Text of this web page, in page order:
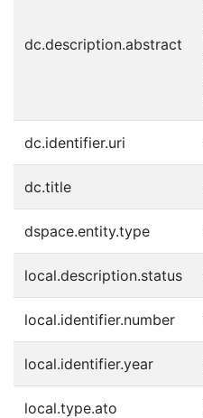
dc.description.abstract
dc.identifier.uri
dc.title
dspace.entity.type
local.description.status
local.identifier.number
local.identifier.year
local.type.ato